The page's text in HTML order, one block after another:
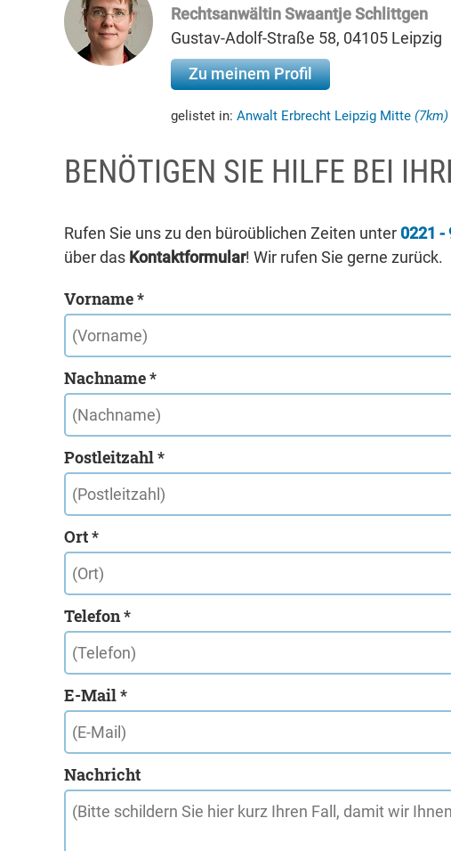
Rechtsanwältin Swaantje Schlittgen
Gustav-Adolf-Straße 58, 04105 Leipzig
Zu meinem Profil
gelistet in: Anwalt Erbrecht Leipzig Mitte (7km)
BENÖTIGEN SIE HILFE BEI
Rufen Sie uns zu den büroüblichen Zeiten unter 0221 -
über das Kontaktformular! Wir rufen Sie gerne zurück.
Vorname *
Nachname *
Postleitzahl *
Ort *
Telefon *
E-Mail *
Nachricht